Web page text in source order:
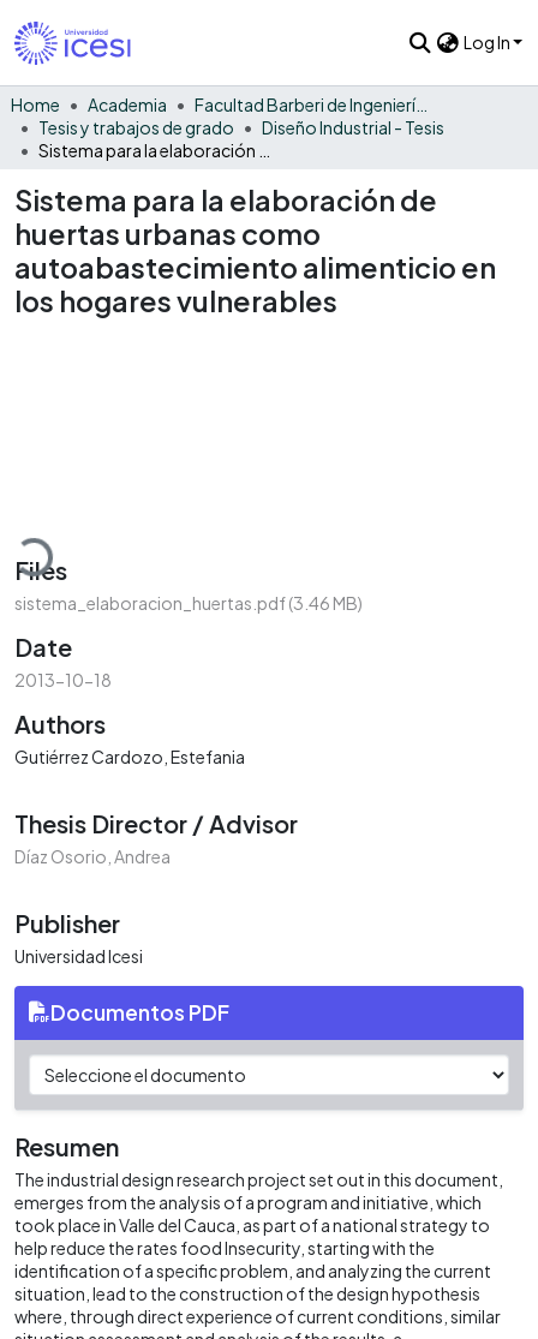
Log In
Home Academia
Facultad Barberi de Ingeniería, Diseño y Ciencias Aplicadas
Tesis y trabajos de grado
Diseño Industrial - Tesis
Sistema para la elaboración de
huertas urbanas como
autoabastecimiento alimenticio en
los hogares vulnerables
Loading...
Files
sistema_elaboracion_huertas.pdf(3.46 MB)
Date
2013-10-18
Authors
Gutiérrez Cardozo, Estefania
Thesis Director / Advisor
Díaz Osorio, Andrea
Publisher
Universidad Icesi
Documentos PDF
Resumen
The industrial design research project set out in this document,
emerges from the analysis of a program and initiative, which
took place in Valle del Cauca, as part of a national strategy to
help reduce the rates food Insecurity, starting with the
identification of a specific problem, and analyzing the current
situation, lead to the construction of the design hypothesis
where, through direct experience of current conditions, similar